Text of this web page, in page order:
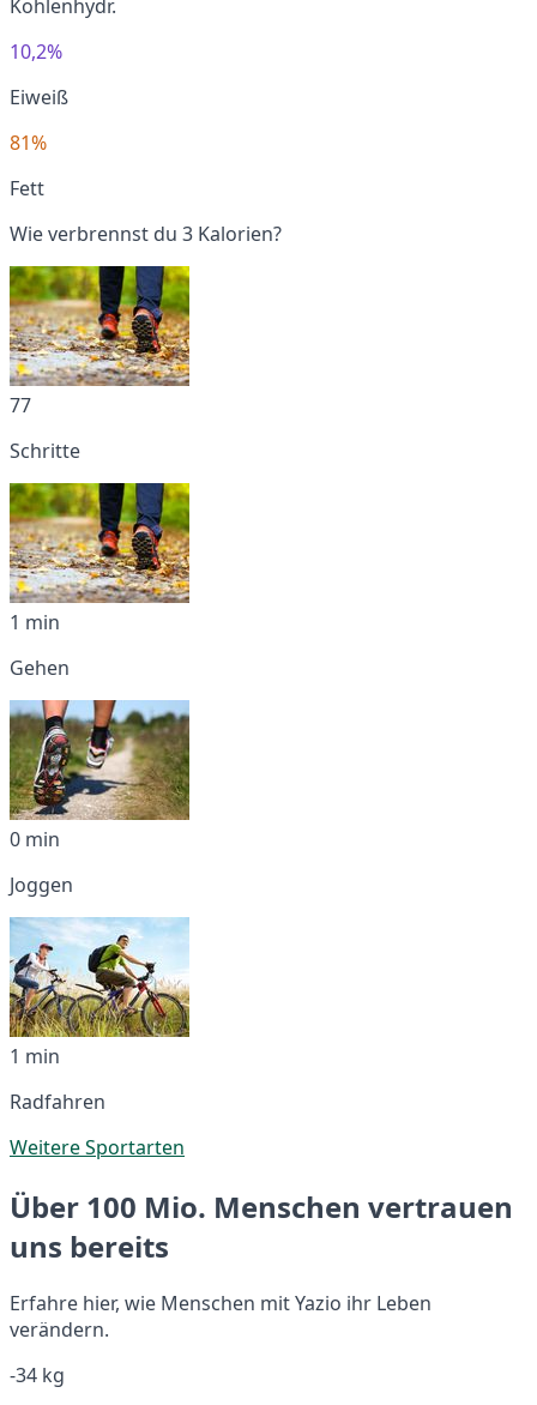
Kohlenhydr.
10,2%
Eiweiß
81%
Fett
Wie verbrennst du 3 Kalorien?
77
Schritte
1 min
Gehen
0 min
Joggen
1 min
Radfahren
Weitere Sportarten
Über 100 Mio. Menschen vertrauen
uns bereits
Erfahre hier, wie Menschen mit Yazio ihr Leben
verändern.
-34 kg